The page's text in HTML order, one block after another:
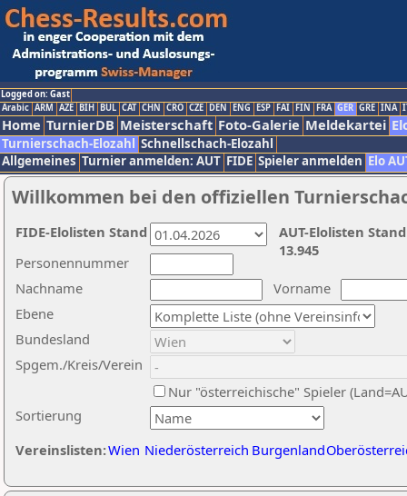
Logged on: Gast
Arabic ARM AZE BIH BUL CAT CHN CRO CZE DEN ENG ESP FAI FIN FRA GER GRE INA
Home TurnierDB Meisterschaft Foto-Galerie Meldekartei
Turnierschach-Elozahl Schnellschach-Elozahl
Allgemeines Turnier anmelden: AUT FIDE Spieler anmelden Elo
Willkommen bei den offiziellen
Nachname
Vorname
Ebene
Sortierung
Personennummer
Bundesland
Spgem./Kreis/Verein
Nur "österreichische" Spieler
Vereinslisten:Wien Niederösterreich Burgenland
AUT-Elolisten
13.945
FIDE-Elolisten Stand